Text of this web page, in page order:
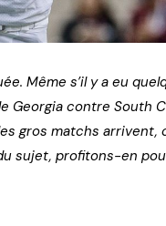
Même s’il y a eu
Georgia contre South
gros matchs
sujet, profitons-en